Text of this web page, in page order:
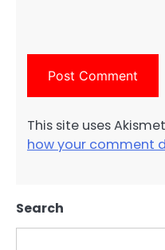
This site uses
how your comment
Search